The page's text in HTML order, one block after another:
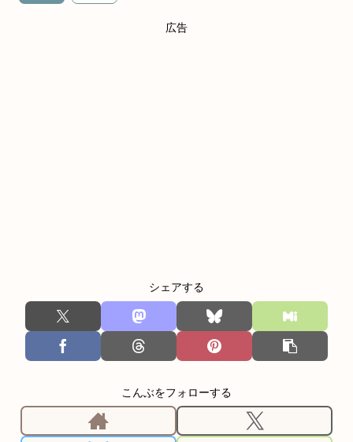
広告
シェアする
こんぶをフォローする